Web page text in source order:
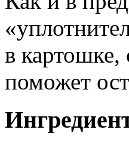
в
поможет